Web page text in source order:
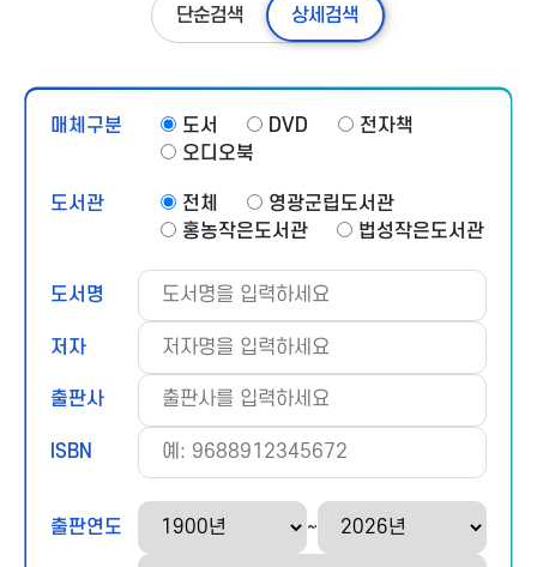
단순검색 상세검색
매체구분 도서 DVD
전자책
오디오북
도서관 전체
서
전
영광군립도서관
홍농작은도서관
법성작은도서관
도서명
저자
출판사
ISBN
출판연도 ~
출판연도 종료